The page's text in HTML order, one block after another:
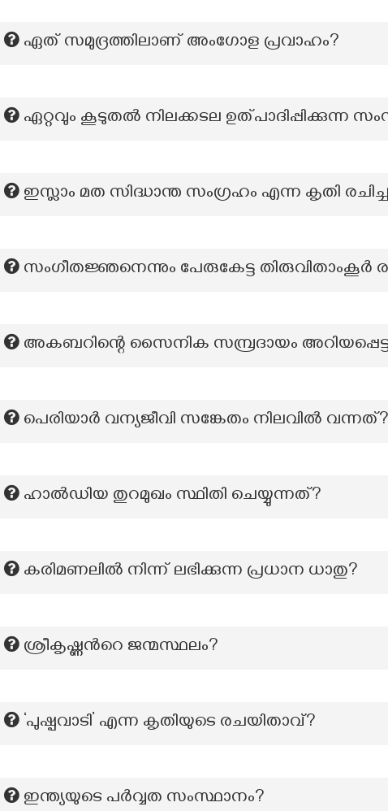
ഏത് സമുദ്രത്തിലാണ് അംഗോള പ്രവാഹം?
ഏറ്റവും കൂടുതൽ നിലക്കടല ഉത്പാദിപ്പിക്കുന്ന
ഇസ്ലാം മത സിദ്ധാന്ത സംഗ്രഹം എന്ന കൃതി
സംഗീതജ്ഞനെന്നും പേരുകേട്ട തിരുവിതാംകൂർ
അകബറിന്റെ സൈനിക സമ്പ്രദായം
പെരിയാര്‍ വന്യജീവി സങ്കേതം നിലവില്‍ വന്നത്?
ഹാല്‍ഡിയ തുറമുഖം സ്ഥിതി ചെയ്യുന്നത്?
കരിമണലിൽ നിന്ന് ലഭിക്കുന്ന പ്രധാന ധാതു?
ശ്രീകൃഷ്ണന്‍റെ ജന്മസ്ഥലം?
‘പുഷ്പവാടി’ എന്ന കൃതിയുടെ രചയിതാവ്?
ഇന്ത്യയുടെ പര്‍വ്വത സംസ്ഥാനം?